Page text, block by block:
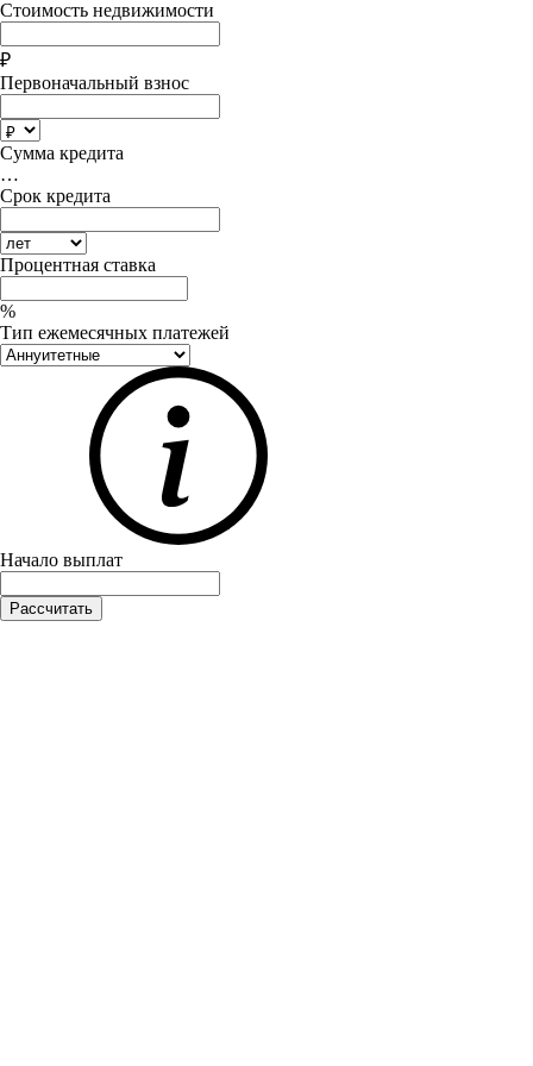
Стоимость недвижимости
₽
Первоначальный взнос
Сумма кредита
…
Срок кредита
Процентная ставка
%
Тип ежемесячных платежей
Начало выплат